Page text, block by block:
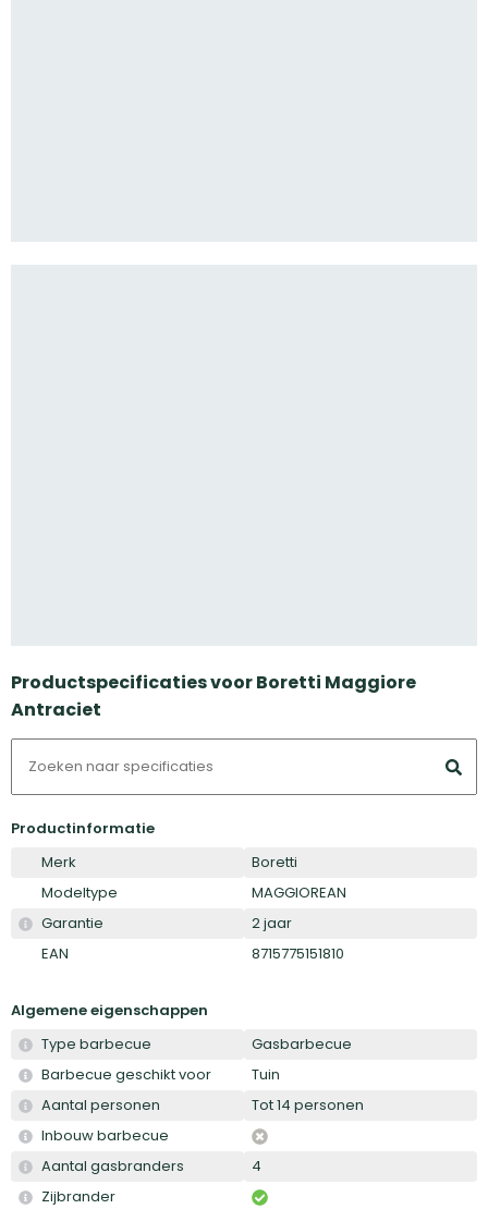
Productspecificaties voor Boretti Maggiore
Antraciet
Productinformatie
Merk
Boretti
Modeltype
MAGGIOREAN
Garantie
2 jaar
EAN
8715775151810
Algemene eigenschappen
Type barbecue
Gasbarbecue
Barbecue geschikt voor
Tuin
Aantal personen
Tot 14 personen
Inbouw barbecue
Aantal gasbranders
4
Zijbrander